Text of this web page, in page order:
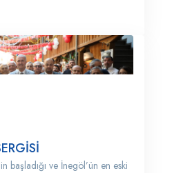
başladığı ve İnegöl’ün en eski